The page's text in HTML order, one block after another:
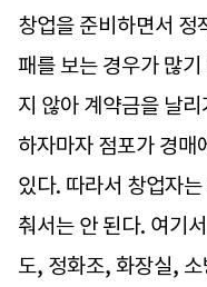
창업을 준비하면서 정
패를 보는 경우가 많
지 않아 계약금을 날
하자마자 점포가 경매
있다. 따라서 창업자
춰서는 안 된다. 여기
도, 정화조, 화장실,